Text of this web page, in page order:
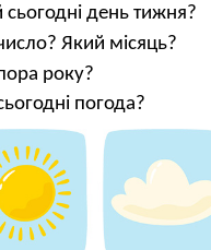
сьогодні день тижня?
Який місяць?
року?
погода?